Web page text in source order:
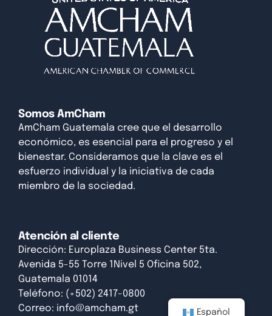
Somos AmCham
AmCham Guatemala cree que el desarrollo
económico, es esencial para el progreso y el
bienestar. Consideramos que la clave es el
esfuerzo individual y la iniciativa de cada
miembro de la sociedad.
Atención al cliente
Dirección: Europlaza Business Center 5ta.
Avenida 5-55 Torre 1Nivel 5 Oficina 502,
Guatemala 01014
Teléfono: (+502) 2417-0800
Correo: info@amcham.gt Español